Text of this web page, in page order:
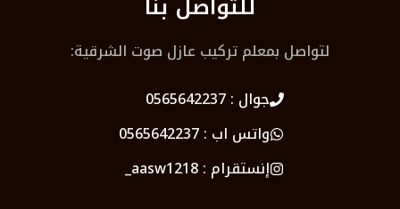
لتواصل بمعلم تركيب عازل صوت الشرقية:
جوال :0565642237
واتس اب :0565642237
إنستقرام :aasw1218_